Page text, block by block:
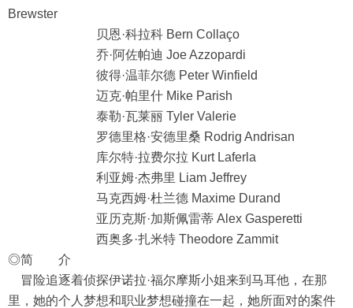
Brewster
贝恩·科拉科 Bern Collaço
乔·阿佐帕迪 Joe Azzopardi
彼得·温菲尔德 Peter Winfield
迈克·帕里什 Mike Parish
泰勒·瓦莱丽 Tyler Valerie
罗德里格·安德里桑 Rodrig Andrisan
库尔特·拉费尔拉 Kurt Laferla
利亚姆·杰弗里 Liam Jeffrey
马克西姆·杜兰德 Maxime Durand
亚历克斯·加斯佩雷蒂 Alex Gasperetti
西奥多·扎米特 Theodore Zammit
◎简 介
冒险追逐着侦探伊诺拉·福尔摩斯小姐来到马耳他，在那
里，她的个人梦想和职业梦想碰撞在一起，她所面对的案件